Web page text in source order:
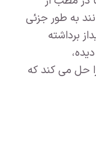
به طور جزئی
برداشته
را حل می کند که